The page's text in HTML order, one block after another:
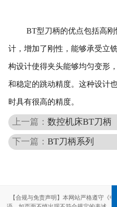
BT型刀柄的优点包括高
计，增加了刚性，能够承受立
构设计使得夹头能够均匀变形
和稳定的跳动精度。这种设计
时具有很高的精度。
上一篇：数控机床BT刀柄
下一篇：BT刀柄系列
【合规与免责声明】本网站严格遵守《